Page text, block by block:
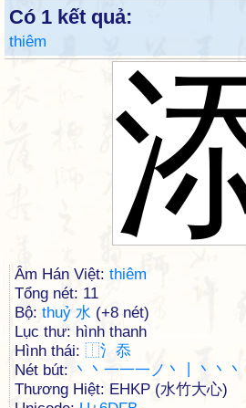
Có 1 kết quả:
thiêm
Âm Hán Việt: thiêm
Tổng nét: 11
Bộ: thuỷ 水 (+8 nét)
Lục thư: hình thanh
Hình thái: ⿰⺡ 忝
Nét bút: 丶丶一一一ノ丶丨丶丶丶
Thương Hiệt: EHKP (水竹大心)